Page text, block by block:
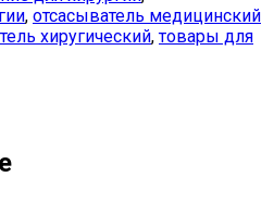
, отсасыватель медицинский
хиругический,товары для